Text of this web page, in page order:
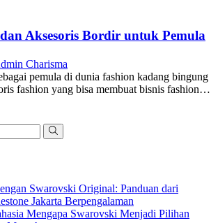
Aksesoris Bordir untuk Pemula
Charisma
pemula di dunia fashion kadang bingung
fashion yang bisa membuat bisnis fashion…
Swarovski Original: Panduan dari
Jakarta Berpengalaman
Mengapa Swarovski Menjadi Pilihan